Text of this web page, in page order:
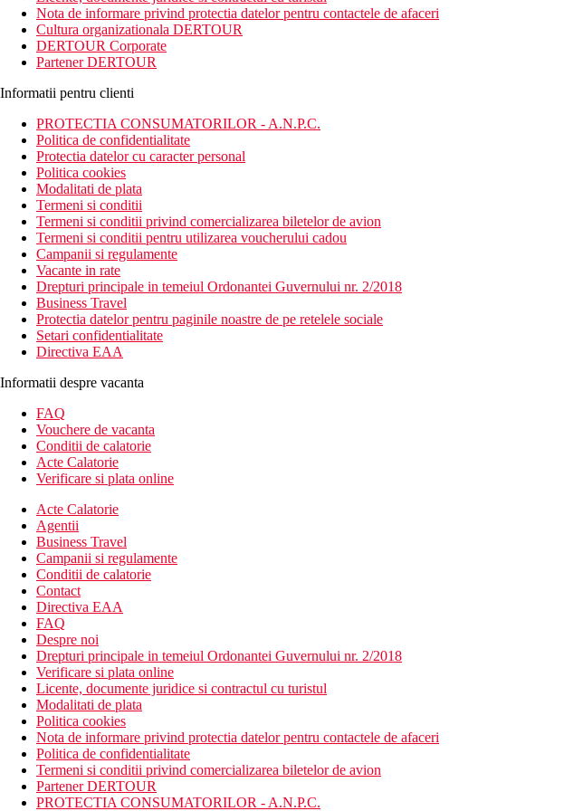
aproximativ 12 km (statia de autobuz la 100 m).
Distanta
plaja: 200 m
aeroport: 13 km
centru: 1 km
Descrierea camerei
Camera dubla
baie/toaleta (uscator de par)
Wi-Fi (gratuit)
aer conditionat
televiziune prin satelit
mini frigider
seif (gratuit)
balcon sau terasa
Alte tipuri de camere(daca nu se specifica altfel, camerele au facilitatile de mai sus)
Camera dubla, Superior: camera mai spatioasa, dotari moderne
Descrierea hotelului
7 cladiri cu trei etaje
hol de intrare cu receptie (24 de ore pe zi)
Wi-Fi in hol
restaurant
bar
piscina cu terasa la soare
sezlonguri si umbrele la piscina (gratuit)
bar langa piscina
bazin pentru copii
loc de joaca
Descrierea plajei
Plaja mai mica cu pietris, la aproximativ 250 m de hotel, fara serviciu de plaja.
Plaja cu nisip Amboula, la cca 500 m de hotel, sezlonguri si umbrele, prosoape contra cost.
Mese
Mic dejun
Bufet mic dejun
Demipensiune
Mic dejun si cina tip bufet
All Inclusive
Mic dejun, pranz si cina tip bufet
Gustare usoara in timpul zilei
Bauturi alcoolice si nealcoolice alese de productie locala (11.00-23.00)
Nota de informare privind protectia datelor pentru contactele de afaceri
Cultura organizationala DERTOUR
DERTOUR Corporate
Partener DERTOUR
Informatii pentru clienti
PROTECTIA CONSUMATORILOR - A.N.P.C.
Politica de confidentialitate
Protectia datelor cu caracter personal
Politica cookies
Modalitati de plata
Termeni si conditii
Termeni si conditii privind comercializarea biletelor de avion
Termeni si conditii pentru utilizarea voucherului cadou
Campanii si regulamente
Vacante in rate
Drepturi principale in temeiul Ordonantei Guvernului nr. 2/2018
Business Travel
Protectia datelor pentru paginile noastre de pe retelele sociale
Setari confidentialitate
Directiva EAA
Informatii despre vacanta
FAQ
Vouchere de vacanta
Conditii de calatorie
Acte Calatorie
Verificare si plata online
Acte Calatorie
Agentii
Business Travel
Campanii si regulamente
Conditii de calatorie
Contact
Directiva EAA
FAQ
Despre noi
Drepturi principale in temeiul Ordonantei Guvernului nr. 2/2018
Verificare si plata online
Licente, documente juridice si contractul cu turistul
Modalitati de plata
Politica cookies
Nota de informare privind protectia datelor pentru contactele de afaceri
Politica de confidentialitate
Termeni si conditii privind comercializarea biletelor de avion
Partener DERTOUR
PROTECTIA CONSUMATORILOR - A.N.P.C.